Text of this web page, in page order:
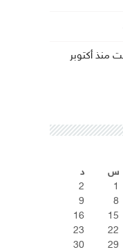
منذ أكتوبر
س
د
1
2
8
9
15
16
22
23
29
30